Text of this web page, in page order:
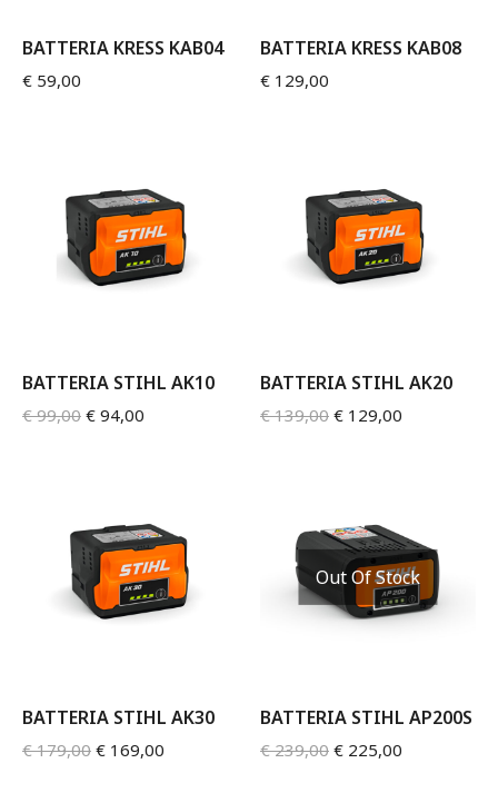
BATTERIA KRESS KAB04
€ 59,00
BATTERIA KRESS KAB08
€ 129,00
BATTERIA STIHL AK10
€99,00 € 94,00
BATTERIA STIHL AK20
€139,00 € 129,00
BATTERIA STIHL AK30
€179,00 € 169,00
Out Of Stock
BATTERIA STIHL AP200S
€239,00 € 225,00